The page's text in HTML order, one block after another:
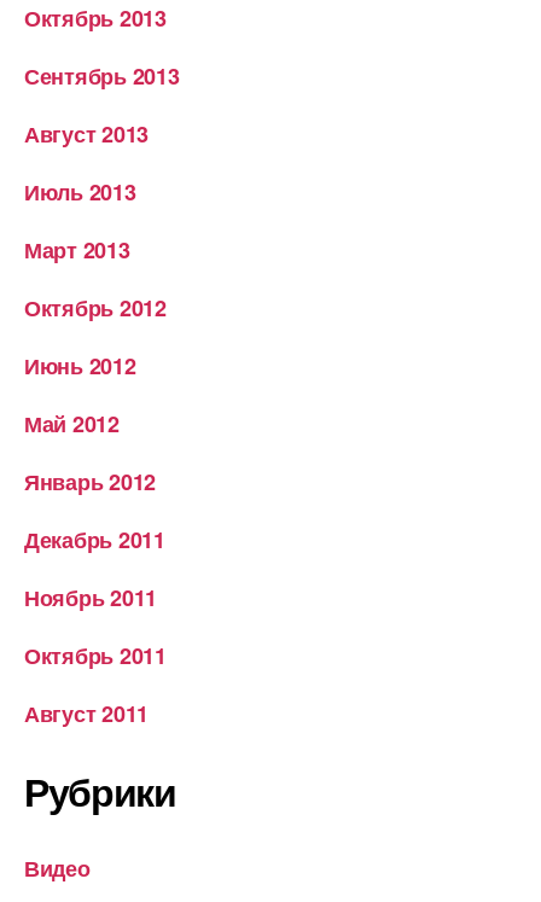
Октябрь 2013
Сентябрь 2013
Август 2013
Июль 2013
Март 2013
Октябрь 2012
Июнь 2012
Май 2012
Январь 2012
Декабрь 2011
Ноябрь 2011
Октябрь 2011
Август 2011
Рубрики
Видео